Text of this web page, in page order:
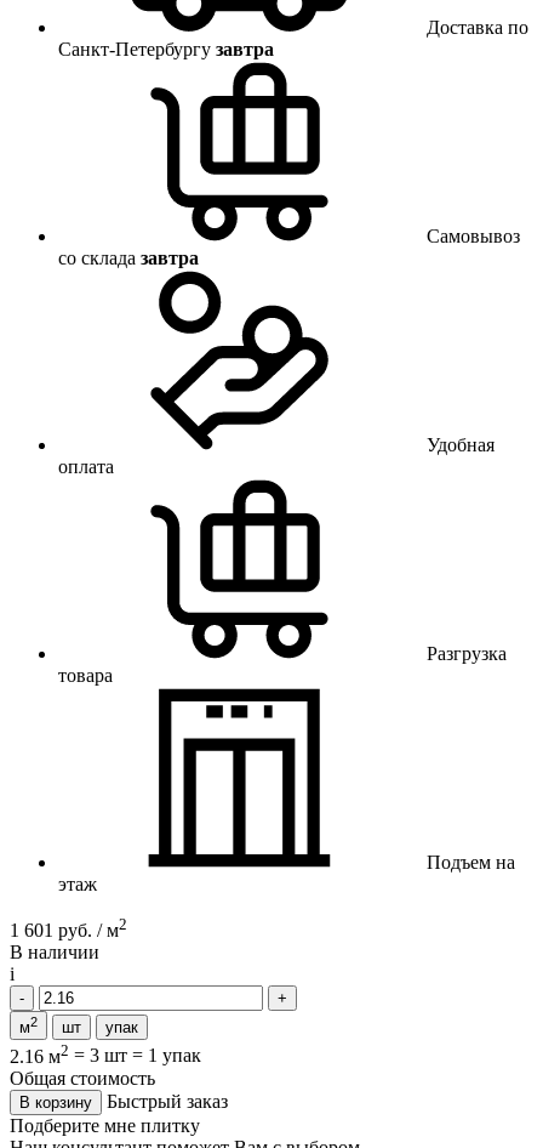
Доставка по
Санкт-Петербургу завтра
Самовывоз
со склада завтра
Удобная
оплата
Разгрузка
товара
Подъем на
этаж
1 601 руб. / м2
В наличии
i
м2 шт упак
2.16 м2 = 3 шт = 1 упак
Общая стоимость
В корзину
Быстрый заказ
Подберите мне плитку